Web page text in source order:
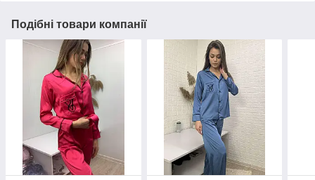
Подібні товари компанії